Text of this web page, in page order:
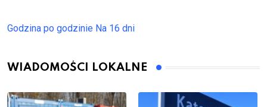
Godzina po godzinie Na 16 dni
WIADOMOŚCI LOKALNE